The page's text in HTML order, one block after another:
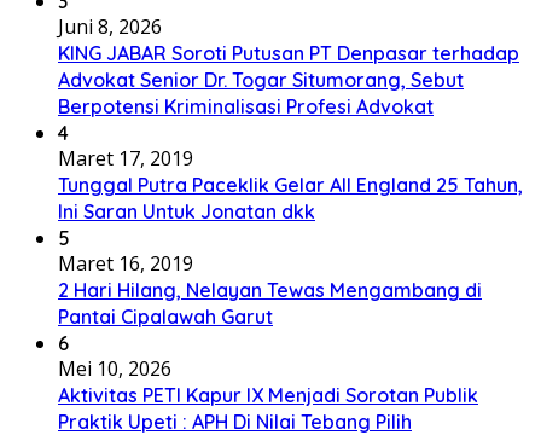
Juni 8, 2026
KING JABAR Soroti Putusan PT Denpasar terhadap
Advokat Senior Dr. Togar Situmorang, Sebut
Berpotensi Kriminalisasi Profesi Advokat
4
Maret 17, 2019
Tunggal Putra Paceklik Gelar All England 25 Tahun,
Ini Saran Untuk Jonatan dkk
5
Maret 16, 2019
2 Hari Hilang, Nelayan Tewas Mengambang di
Pantai Cipalawah Garut
6
Mei 10, 2026
Aktivitas PETI Kapur IX Menjadi Sorotan Publik
Praktik Upeti : APH Di Nilai Tebang Pilih